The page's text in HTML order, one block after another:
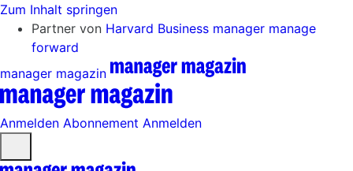
Zum Inhalt springen
Partner von Harvard Business manager manage
forward
manager magazin
Anmelden Abonnement Anmelden
öffnen